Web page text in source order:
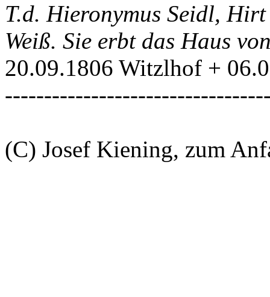
T.d. Hieronymus Seidl,
Weiß. Sie erbt das Haus
20.09.1806 Witzlhof +
(C) Josef Kiening, zum